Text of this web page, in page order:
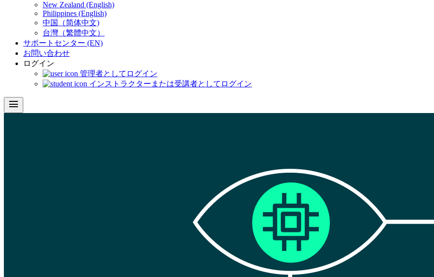
New Zealand (English)
Philippines (English)
中国（简体中文)
台灣（繁體中文）
サポートセンター (EN)
お問い合わせ
ログイン
管理者としてログイン
インストラクターまたは受講者としてログイン
menu